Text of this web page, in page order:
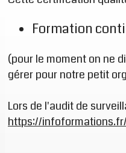
Formation
(pour le moment on ne
gérer pour notre petit
Lors de l'audit de
https://